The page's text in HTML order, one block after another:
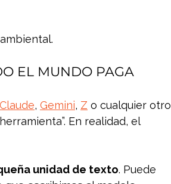
EL MUNDO PAGA
Claude, Gemini, Z o cualquier otro
En realidad, el
unidad de texto. Puede